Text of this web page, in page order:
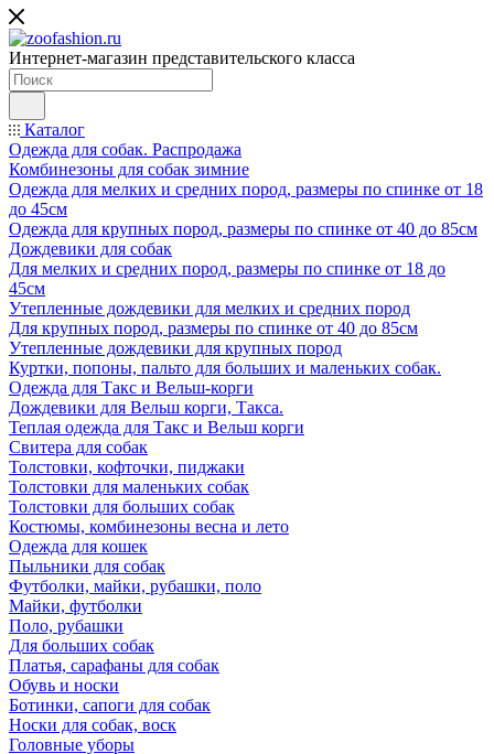
Интернет-магазин представительского класса
Каталог
Одежда для собак. Распродажа
Комбинезоны для собак зимние
Одежда для мелких и средних пород, размеры по спинке от 18
до 45см
Одежда для крупных пород, размеры по спинке от 40 до 85см
Дождевики для собак
Для мелких и средних пород, размеры по спинке от 18 до
45см
Утепленные дождевики для мелких и средних пород
Для крупных пород, размеры по спинке от 40 до 85см
Утепленные дождевики для крупных пород
Куртки, попоны, пальто для больших и маленьких собак.
Одежда для Такс и Вельш-корги
Дождевики для Вельш корги, Такса.
Теплая одежда для Такс и Вельш корги
Свитера для собак
Толстовки, кофточки, пиджаки
Толстовки для маленьких собак
Толстовки для больших собак
Костюмы, комбинезоны весна и лето
Одежда для кошек
Пыльники для собак
Футболки, майки, рубашки, поло
Майки, футболки
Поло, рубашки
Для больших собак
Платья, сарафаны для собак
Обувь и носки
Ботинки, сапоги для собак
Носки для собак, воск
Головные уборы